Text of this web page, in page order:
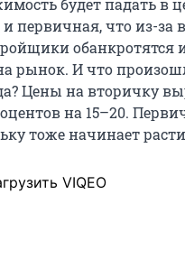
будет падать в
первичная, что из-за
обанкротятся
рынок. И что
Цены на вторичку
на 15–20.
тоже начинает
VIQEO